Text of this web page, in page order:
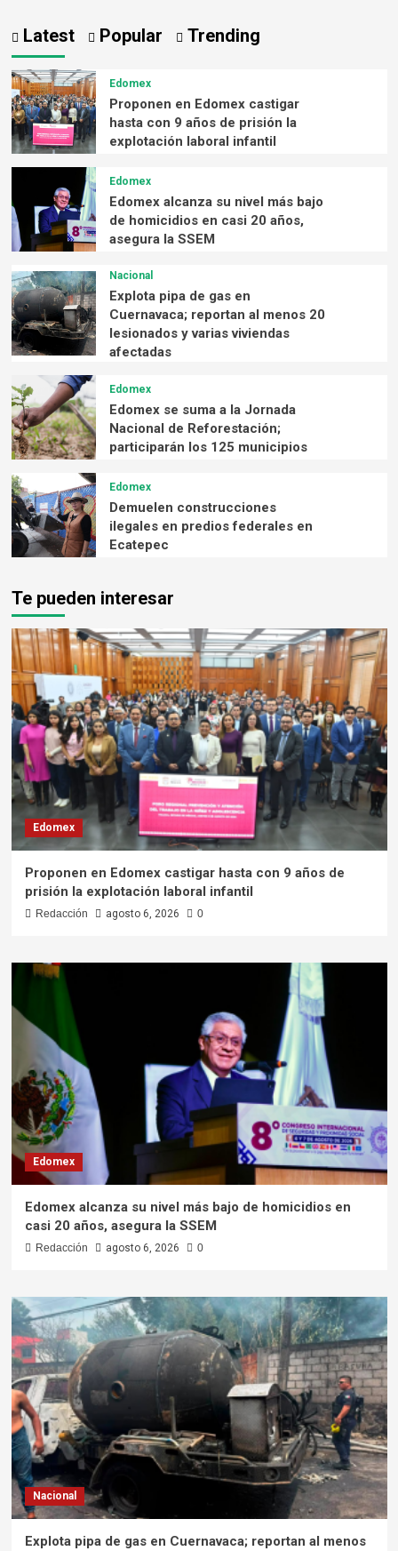
Latest Popular Trending
Edomex
Proponen en Edomex castigar
hasta con 9 años de prisión la
explotación laboral infantil
Edomex
Edomex alcanza su nivel más bajo
de homicidios en casi 20 años,
asegura la SSEM
Nacional
Explota pipa de gas en
Cuernavaca; reportan al menos 20
lesionados y varias viviendas
afectadas
Edomex
Edomex se suma a la Jornada
Nacional de Reforestación;
participarán los 125 municipios
Edomex
Demuelen construcciones
ilegales en predios federales en
Ecatepec
Te pueden interesar
Edomex
Proponen en Edomex castigar hasta con 9 años de
prisión la explotación laboral infantil
Redacción agosto 6, 2026 0
Edomex
Edomex alcanza su nivel más bajo de homicidios en
casi 20 años, asegura la SSEM
Redacción agosto 6, 2026 0
Nacional
Explota pipa de gas en Cuernavaca; reportan al menos